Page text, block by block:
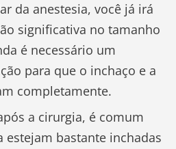
da anestesia, você já irá
significativa no tamanho
é necessário um
para que o inchaço e a
completamente.
a cirurgia, é comum
estejam bastante inchadas